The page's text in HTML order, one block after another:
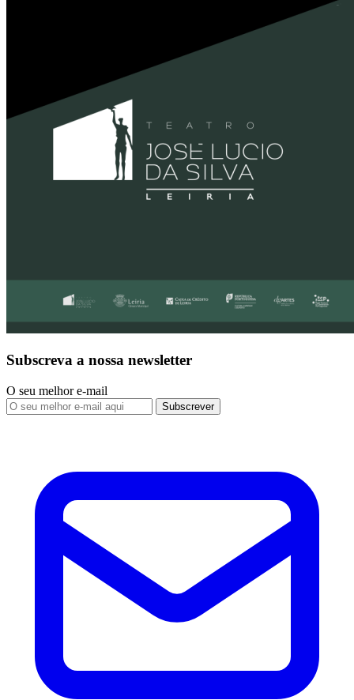
Subscreva a nossa newsletter
O seu melhor e-mail
Subscrever